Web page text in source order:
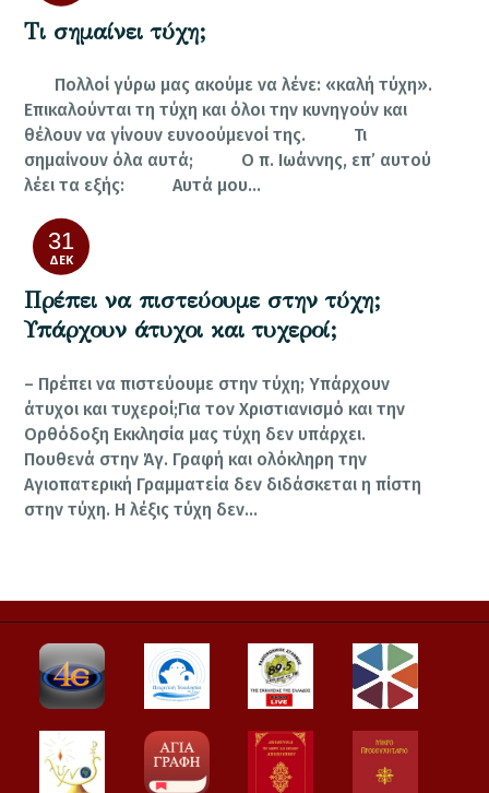
Τι σημαίνει τύχη;
Πολλοί γύρω μας ακούμε να λένε: «καλή τύχη».
Επικαλούνται τη τύχη και όλοι την κυνηγούν και
θέλουν να γίνουν ευνοούμενοί της. Τι
σημαίνουν όλα αυτά; Ο π. Ιωάννης, επ’ αυτού
λέει τα εξής: Αυτά μου…
31
ΔΕΚ
Πρέπει να πιστεύουμε στην τύχη;
Υπάρχουν άτυχοι και τυχεροί;
– Πρέπει να πιστεύουμε στην τύχη; Υπάρχουν
άτυχοι και τυχεροί;Για τον Χριστιανισμό και την
Ορθόδοξη Εκκλησία μας τύχη δεν υπάρχει.
Πουθενά στην Άγ. Γραφή και ολόκληρη την
Αγιοπατερική Γραμματεία δεν διδάσκεται η πίστη
στην τύχη. Η λέξις τύχη δεν…